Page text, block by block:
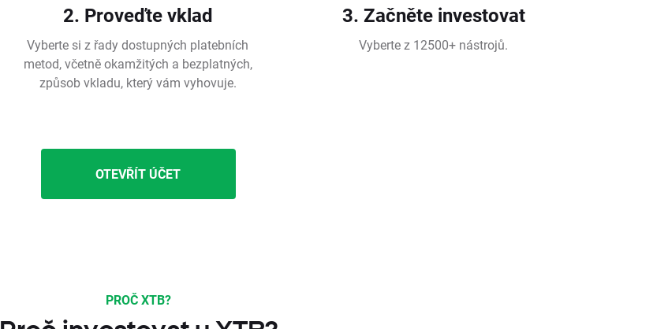
2. Proveďte vklad
Vyberte si z řady dostupných platebních
metod, včetně okamžitých a bezplatných,
způsob vkladu, který vám vyhovuje.
3. Začněte investovat
Vyberte z 12500+ nástrojů.
OTEVŘÍT ÚČET
PROČ XTB?